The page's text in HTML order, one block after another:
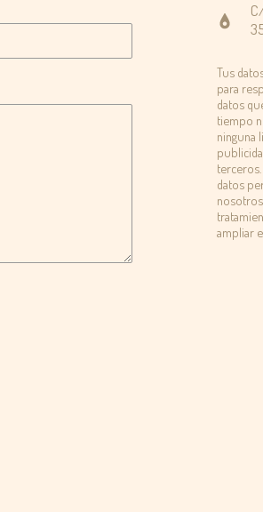
Tus
para
datos
tiempo
ninguna
datos
ampliar